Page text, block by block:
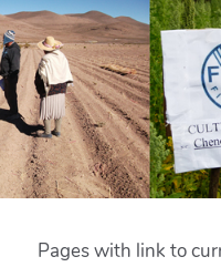
Pages with link to